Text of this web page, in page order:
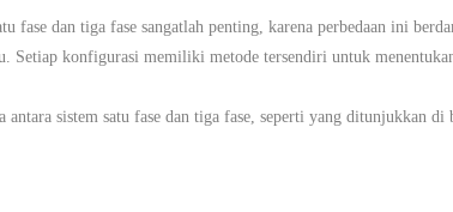
fase dan tiga fase sangatlah penting, karena perbedaan ini
Setiap konfigurasi memiliki metode tersendiri untuk
antara sistem satu fase dan tiga fase, seperti yang ditunjukkan di